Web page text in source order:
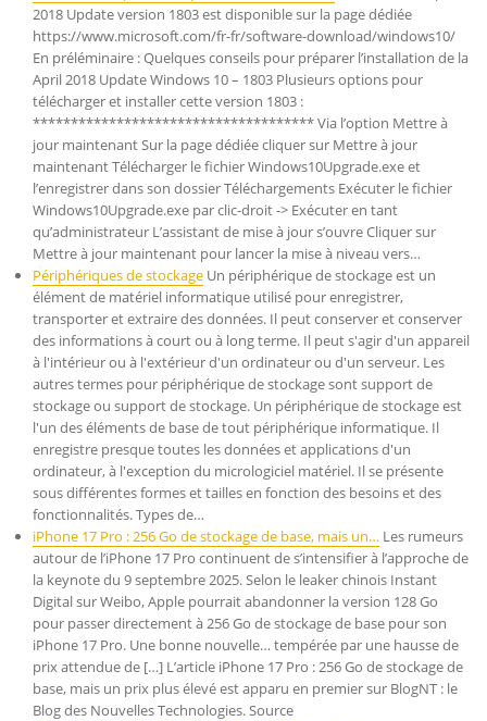
2018 Update version 1803 est disponible sur la page dédiée
https://www.microsoft.com/fr-fr/software-download/windows10/
En préléminaire : Quelques conseils pour préparer l’installation de la
April 2018 Update Windows 10 – 1803 Plusieurs options pour
télécharger et installer cette version 1803 :
************************************* Via l’option Mettre à
jour maintenant Sur la page dédiée cliquer sur Mettre à jour
maintenant Télécharger le fichier Windows10Upgrade.exe et
l’enregistrer dans son dossier Téléchargements Exécuter le fichier
Windows10Upgrade.exe par clic-droit -> Exécuter en tant
qu’administrateur L’assistant de mise à jour s’ouvre Cliquer sur
Mettre à jour maintenant pour lancer la mise à niveau vers…
Périphériques de stockage Un périphérique de stockage est un
élément de matériel informatique utilisé pour enregistrer,
transporter et extraire des données. Il peut conserver et conserver
des informations à court ou à long terme. Il peut s'agir d'un appareil
à l'intérieur ou à l'extérieur d'un ordinateur ou d'un serveur. Les
autres termes pour périphérique de stockage sont support de
stockage ou support de stockage. Un périphérique de stockage est
l'un des éléments de base de tout périphérique informatique. Il
enregistre presque toutes les données et applications d'un
ordinateur, à l'exception du micrologiciel matériel. Il se présente
sous différentes formes et tailles en fonction des besoins et des
fonctionnalités. Types de…
iPhone 17 Pro : 256 Go de stockage de base, mais un… Les rumeurs
autour de l’iPhone 17 Pro continuent de s’intensifier à l’approche de
la keynote du 9 septembre 2025. Selon le leaker chinois Instant
Digital sur Weibo, Apple pourrait abandonner la version 128 Go
pour passer directement à 256 Go de stockage de base pour son
iPhone 17 Pro. Une bonne nouvelle… tempérée par une hausse de
prix attendue de […] L’article iPhone 17 Pro : 256 Go de stockage de
base, mais un prix plus élevé est apparu en premier sur BlogNT : le
Blog des Nouvelles Technologies. Source